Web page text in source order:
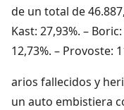
de un total de
Kast: 27,93%. –
12,73%. – Provoste:
arios fallecidos y
un auto embistiera